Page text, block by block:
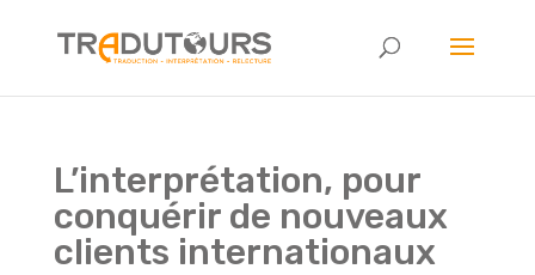
L’interprétation, pour
conquérir de nouveaux
clients internationaux